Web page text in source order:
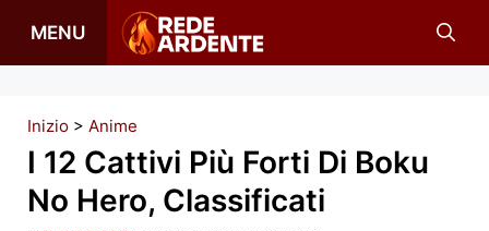
MENU
Inizio > Anime
I 12 Cattivi Più Forti Di Boku
No Hero, Classificati